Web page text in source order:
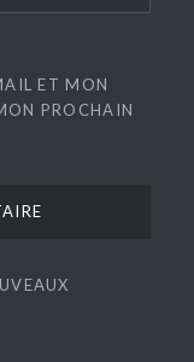
ET MON
PROCHAIN